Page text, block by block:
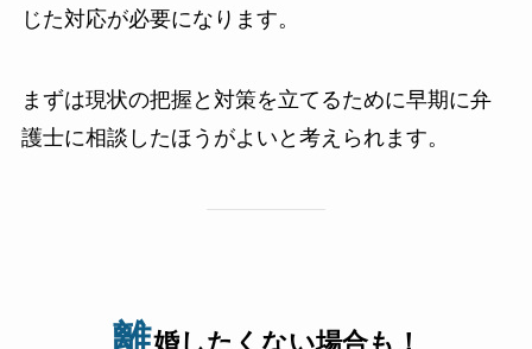
じた対応が必要になります。
まずは現状の把握と対策を立てるために早期に弁
護士に相談したほうがよいと考えられます。
離